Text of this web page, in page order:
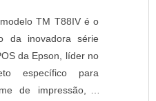
TM T88IV é o
da inovadora série
da Epson, líder no
específico para
de impressão, a